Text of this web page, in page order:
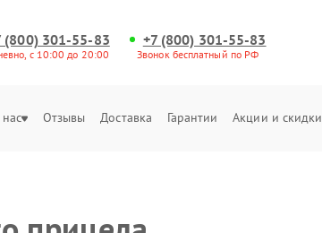
(800) 301-55-83
с 10:00 до 20:00
+7 (800) 301-55-83
Звонок бесплатный по РФ
Отзывы Доставка Гарантии Акции и скидки